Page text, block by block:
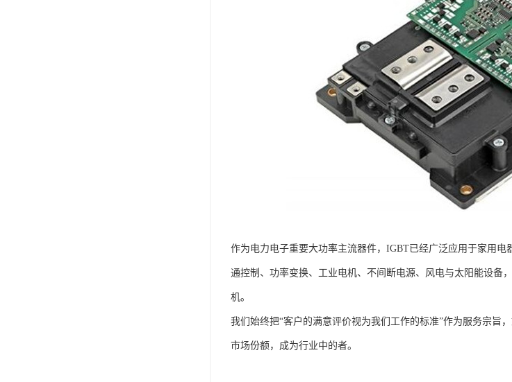
作为电力电子重要大功率主流器件，IGBT已经广泛应用于家用
通控制、功率变换、工业电机、不间断电源、风电与太阳能设备
机。
我们始终把“客户的满意评价视为我们工作的标准”作为服务宗旨
市场份额，成为行业中的者。